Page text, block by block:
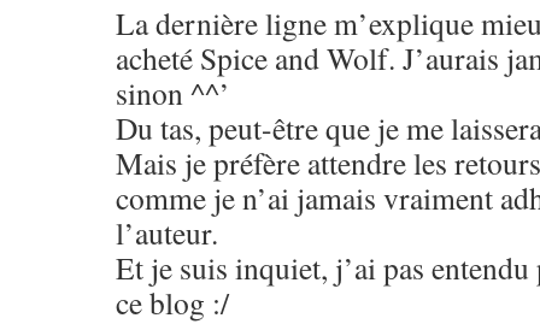
La dernière ligne m’explique
acheté Spice and Wolf. J’aurais
sinon ^^’
Du tas, peut-être que je me
Mais je préfère attendre les
comme je n’ai jamais vraiment
l’auteur.
Et je suis inquiet, j’ai pas
ce blog :/